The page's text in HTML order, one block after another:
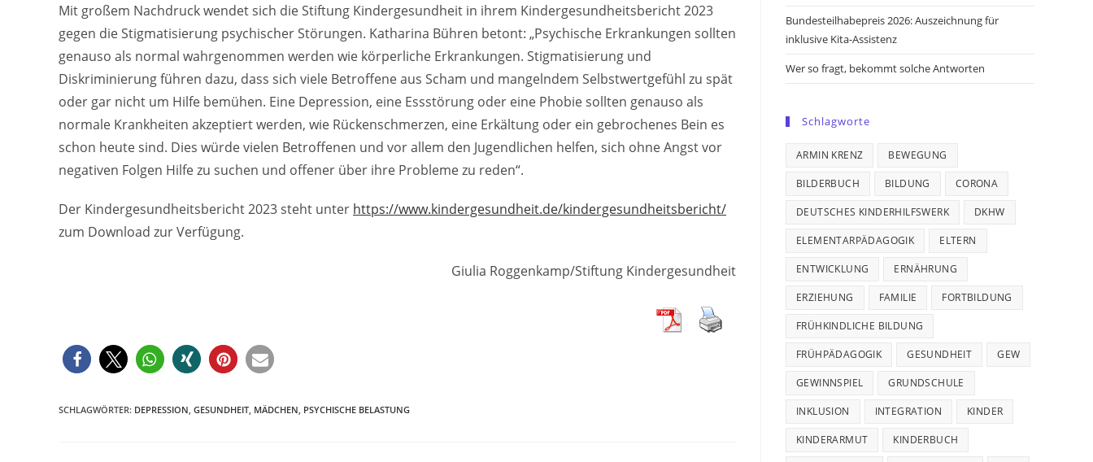
Mit großem Nachdruck wendet sich die Stiftung Kindergesundheit in ihrem Kindergesundheitsbericht 2023
gegen die Stigmatisierung psychischer Störungen. Katharina Bühren betont: „Psychische Erkrankungen sollten
genauso als normal wahrgenommen werden wie körperliche Erkrankungen. Stigmatisierung und
Diskriminierung führen dazu, dass sich viele Betroffene aus Scham und mangelndem Selbstwertgefühl zu spät
oder gar nicht um Hilfe bemühen. Eine Depression, eine Essstörung oder eine Phobie sollten genauso als
normale Krankheiten akzeptiert werden, wie Rückenschmerzen, eine Erkältung oder ein gebrochenes Bein es
schon heute sind. Dies würde vielen Betroffenen und vor allem den Jugendlichen helfen, sich ohne Angst vor
negativen Folgen Hilfe zu suchen und offener über ihre Probleme zu reden“.
Der Kindergesundheitsbericht 2023 steht unter https://www.kindergesundheit.de/kindergesundheitsbericht/
zum Download zur Verfügung.
Giulia Roggenkamp/Stiftung Kindergesundheit
SCHLAGWÖRTER: DEPRESSION GESUNDHEIT MÄDCHEN PSYCHISCHE BELASTUNG
Bundesteilhabepreis 2026: Auszeichnung für
inklusive Kita-Assistenz
Wer so fragt, bekommt solche Antworten
Schlagworte
ARMIN KRENZ BEWEGUNG
BILDERBUCH BILDUNG CORONA
DEUTSCHES KINDERHILFSWERK DKHW
ELEMENTARPÄDAGOGIK ELTERN
ENTWICKLUNG ERNÄHRUNG
ERZIEHUNG FAMILIE FORTBILDUNG
FRÜHKINDLICHE BILDUNG
FRÜHPÄDAGOGIK GESUNDHEIT GEW
GEWINNSPIEL GRUNDSCHULE
INKLUSION INTEGRATION KINDER
KINDERARMUT KINDERBUCH